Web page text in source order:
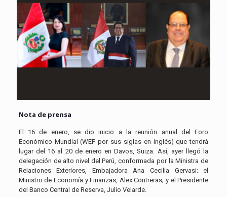
Nota de prensa
El 16 de enero, se dio inicio a la reunión anual del Foro
Económico Mundial (WEF por sus siglas en inglés) que tendrá
lugar del 16 al 20 de enero en Davos, Suiza. Así, ayer llegó la
delegación de alto nivel del Perú, conformada por la Ministra de
Relaciones Exteriores, Embajadora Ana Cecilia Gervasi; el
Ministro de Economía y Finanzas, Alex Contreras; y el Presidente
del Banco Central de Reserva, Julio Velarde.